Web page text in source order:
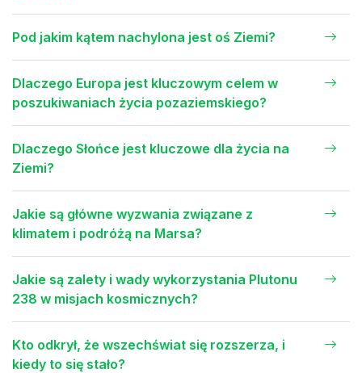
Pod jakim kątem nachylona jest oś Ziemi?
Dlaczego Europa jest kluczowym celem w
poszukiwaniach życia pozaziemskiego?
Dlaczego Słońce jest kluczowe dla życia na
Ziemi?
Jakie są główne wyzwania związane z
klimatem i podróżą na Marsa?
Jakie są zalety i wady wykorzystania Plutonu
238 w misjach kosmicznych?
Kto odkrył, że wszechświat się rozszerza, i
kiedy to się stało?